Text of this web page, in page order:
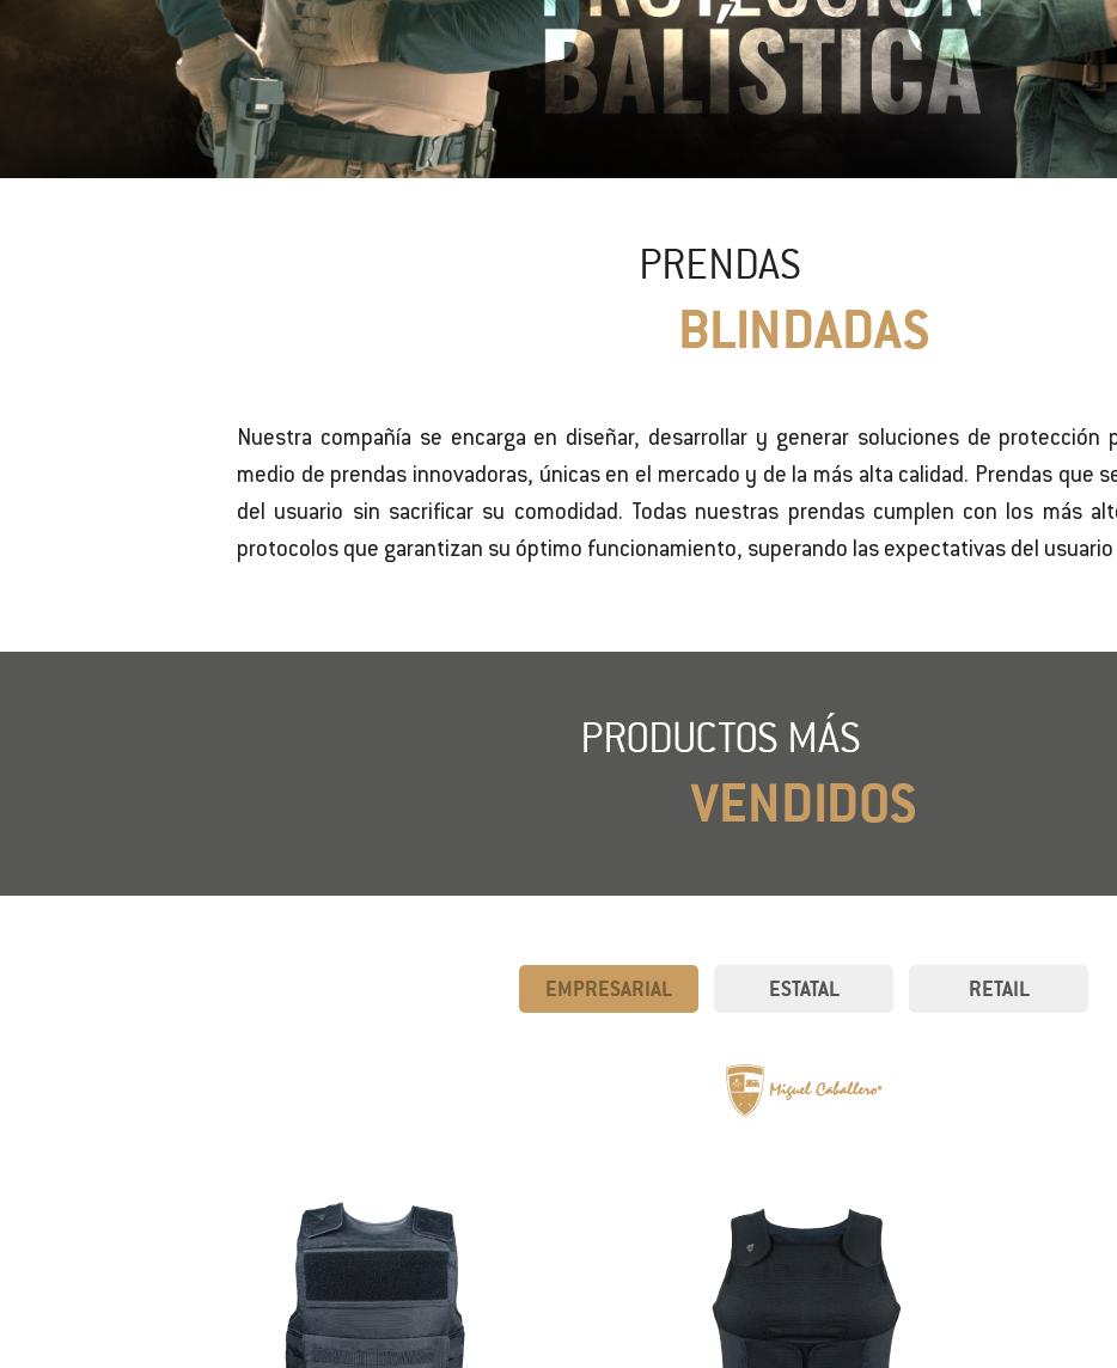
PRENDAS
BLINDADAS
Nuestra compañía se encarga en diseñar, desarrollar y generar soluciones de protección
medio de prendas innovadoras, únicas en el mercado y de la más alta calidad. Prendas que
del usuario sin sacrificar su comodidad. Todas nuestras prendas cumplen con los más
protocolos que garantizan su óptimo funcionamiento, superando las expectativas del
PRODUCTOS MÁS
VENDIDOS
EMPRESARIAL ESTATAL RETAIL